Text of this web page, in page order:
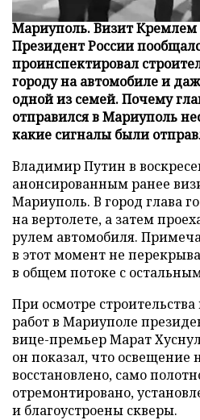
Владимир Путин после
Мариуполь. Визит Кремлем
Президент России
проинспектировал
городу на автомобиле и
одной из семей. Почему
отправился в Мариуполь
какие сигналы были
Владимир Путин в
анонсированным ранее
Мариуполь. В город глава
на вертолете, а затем
рулем автомобиля.
в этот момент не
в общем потоке с
При осмотре
работ в Мариуполе
вице-премьер Марат
он показал, что освещение
восстановлено, само
отремонтировано,
и благоустроены скверы.